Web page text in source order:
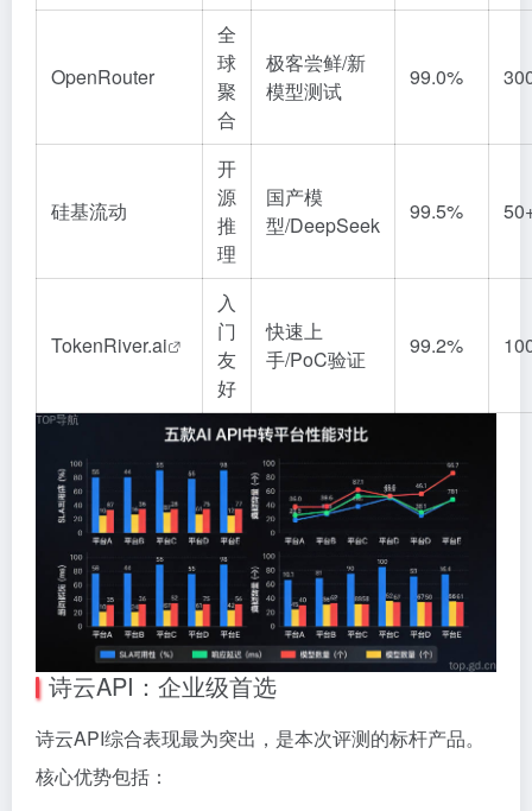
OpenRouter
全
球
聚
合
极客尝鲜/新
模型测试
99.0%
硅基流动
开
源
推
理
国产模
型/DeepSeek
99.5%
TokenRiver.ai
入
门
友
好
快速上
手/PoC验证
99.2%
诗云API：企业级首选
诗云API综合表现最为突出，是本次评测的标杆产品。
核心优势包括：